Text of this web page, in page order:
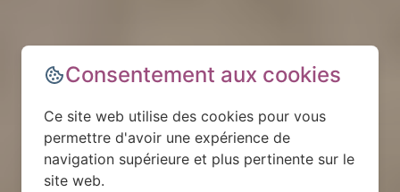
Consentement aux cookies
Ce site web utilise des cookies pour vous
permettre d'avoir une expérience de
navigation supérieure et plus pertinente sur le
site web.